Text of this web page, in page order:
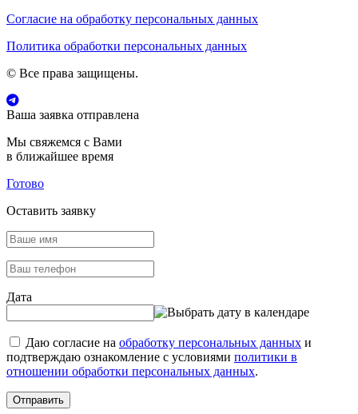
Согласие на обработку персональных данных
Политика обработки персональных данных
© Все права защищены.
Ваша заявка отправлена
Мы свяжемся с Вами
в ближайшее время
Готово
Оставить заявку
Дата
Даю согласие на обработку персональных данных и
подтверждаю ознакомление с условиями политики в
отношении обработки персональных данных.